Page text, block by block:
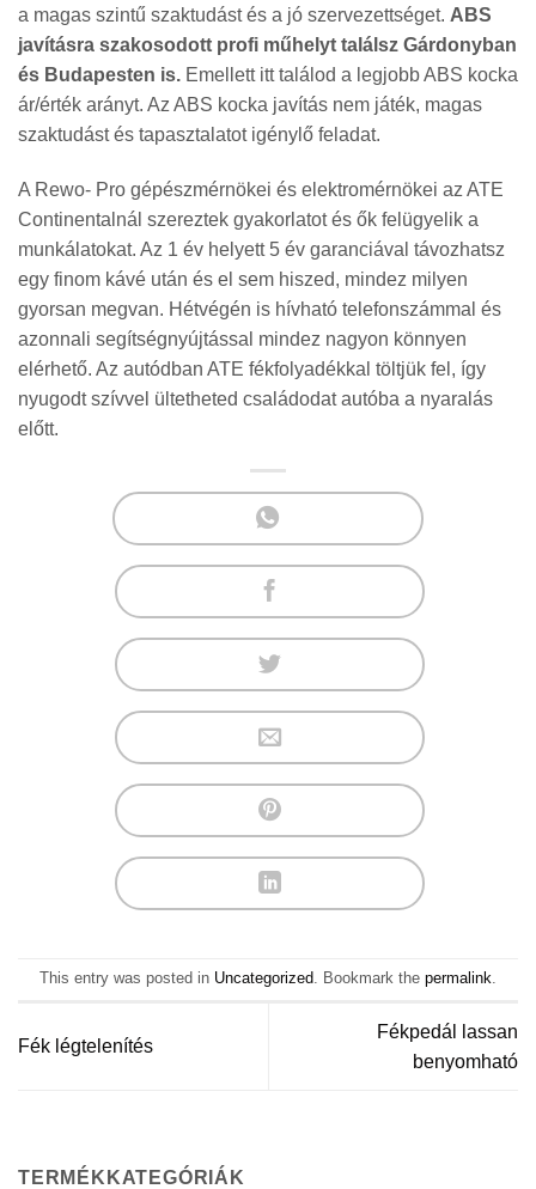
a magas szintű szaktudást és a jó szervezettséget. ABS
javításra szakosodott profi műhelyt találsz Gárdonyban
és Budapesten is. Emellett itt találod a legjobb ABS kocka
ár/érték arányt. Az ABS kocka javítás nem játék, magas
szaktudást és tapasztalatot igénylő feladat.
A Rewo- Pro gépészmérnökei és elektromérnökei az ATE
Continentalnál szereztek gyakorlatot és ők felügyelik a
munkálatokat. Az 1 év helyett 5 év garanciával távozhatsz
egy finom kávé után és el sem hiszed, mindez milyen
gyorsan megvan. Hétvégén is hívható telefonszámmal és
azonnali segítségnyújtással mindez nagyon könnyen
elérhető. Az autódban ATE fékfolyadékkal töltjük fel, így
nyugodt szívvel ültetheted családodat autóba a nyaralás
előtt.
This entry was posted in Uncategorized . Bookmark the permalink
Fék légtelenítés
Fékpedál lassan
benyomható
TERMÉKKATEGÓRIÁK